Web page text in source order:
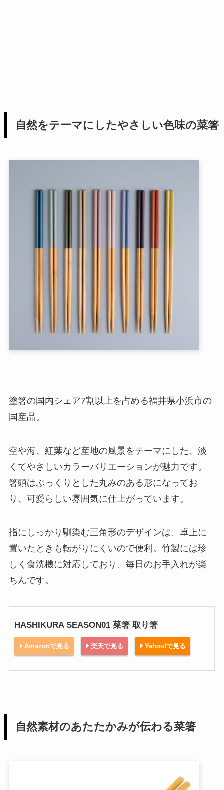
自然をテーマにしたやさしい色味の菜箸
塗箸の国内シェア7割以上を占める福井県小浜市の
国産品。
空や海、紅葉など産地の風景をテーマにした、淡
くてやさしいカラーバリエーションが魅力です。
箸頭はぷっくりとした丸みのある形になってお
り、可愛らしい雰囲気に仕上がっています。
指にしっかり馴染む三角形のデザインは、卓上に
置いたときも転がりにくいので便利。竹製には珍
しく食洗機に対応しており、毎日のお手入れが楽
ちんです。
HASHIKURA SEASON01 菜箸 取り箸
Amazonで見る 楽天で見る Yahoo!で見る
自然素材のあたたかみが伝わる菜箸